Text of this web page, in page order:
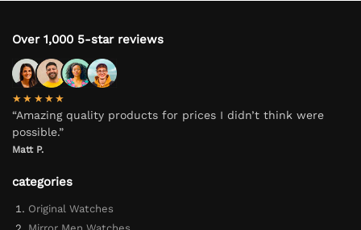
Over 1,000 5-star reviews
★★★★★
“Amazing quality products for prices I didn’t think were
possible.”
Matt P.
categories
Original Watches